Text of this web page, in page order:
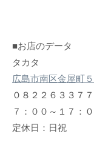
■お店のデータ
タカタ
広島市南区金屋町
０８２２６３３７
７：００～１７：
定休日：日祝